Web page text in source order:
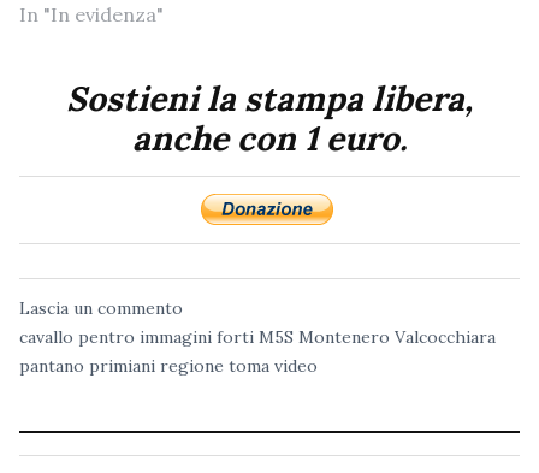
In "In evidenza"
Sostieni la stampa libera,
anche con 1 euro.
Lascia un commento
cavallo pentro immagini forti M5S Montenero Valcocchiara
pantano primiani regione toma video